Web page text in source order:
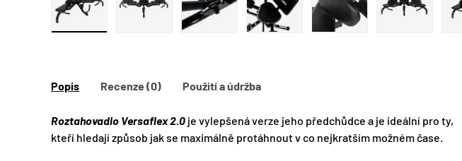
Popis Recenze (0) Použití a údržba
Roztahovadlo Versaflex 2.0 je vylepšená verze jeho předchůdce a je ideální pro ty,
kteří hledají způsob jak se maximálně protáhnout v co nejkratším možném čase.